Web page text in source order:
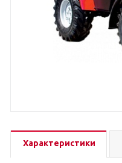
Характеристики